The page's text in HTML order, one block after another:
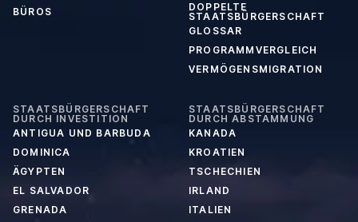
BÜROS
DOPPELTE
STAATSBÜRGERSCHAFT
GLOSSAR
PROGRAMMVERGLEICH
VERMÖGENSMIGRATION
STAATSBÜRGERSCHAFT
DURCH INVESTITION
ANTIGUA UND BARBUDA
DOMINICA
ÄGYPTEN
EL SALVADOR
GRENADA
STAATSBÜRGERSCHAFT
DURCH ABSTAMMUNG
KANADA
KROATIEN
TSCHECHIEN
IRLAND
ITALIEN